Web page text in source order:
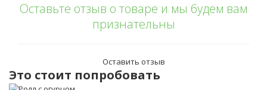
Оставьте отзыв о товаре и мы будем вам
признательны
Оставить отзыв
Это стоит попробовать